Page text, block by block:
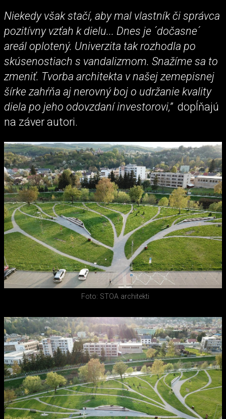
Niekedy však stačí, aby mal vlastník či správca
pozitívny vzťah k dielu... Dnes je ´dočasne´
areál oplotený. Univerzita tak rozhodla po
skúsenostiach s vandalizmom. Snažíme sa to
zmeniť. Tvorba architekta v našej zemepisnej
šírke zahŕňa aj nerovný boj o udržanie kvality
diela po jeho odovzdaní investorovi,”dopĺňajú
na záver autori.
Foto: STOA architekti